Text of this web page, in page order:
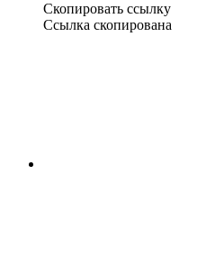
Скопировать ссылку
Ссылка скопирована